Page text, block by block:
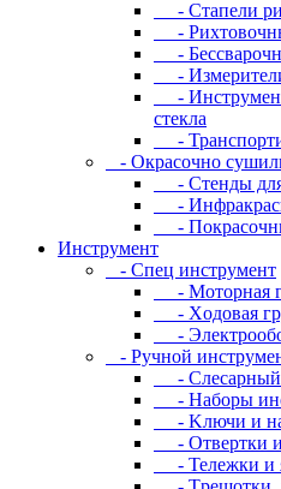
- Cтaпeли
-
-
-
- Инcтpумeнт
cтeклa
-
- Oкpacoчнo
- Cтeнды
-
-
Инструмент
- Cпeц инcтpумeнт
- Moтopнaя
- Xoдoвaя
-
- Pучнoй
- Cлecapный
- Haбopы
- Kлючи и
- Oтвepтки
- Teлeжки и